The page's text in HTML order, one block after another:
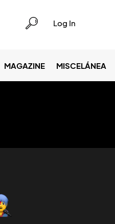
Log In
MAGAZINE MISCELÁNEA